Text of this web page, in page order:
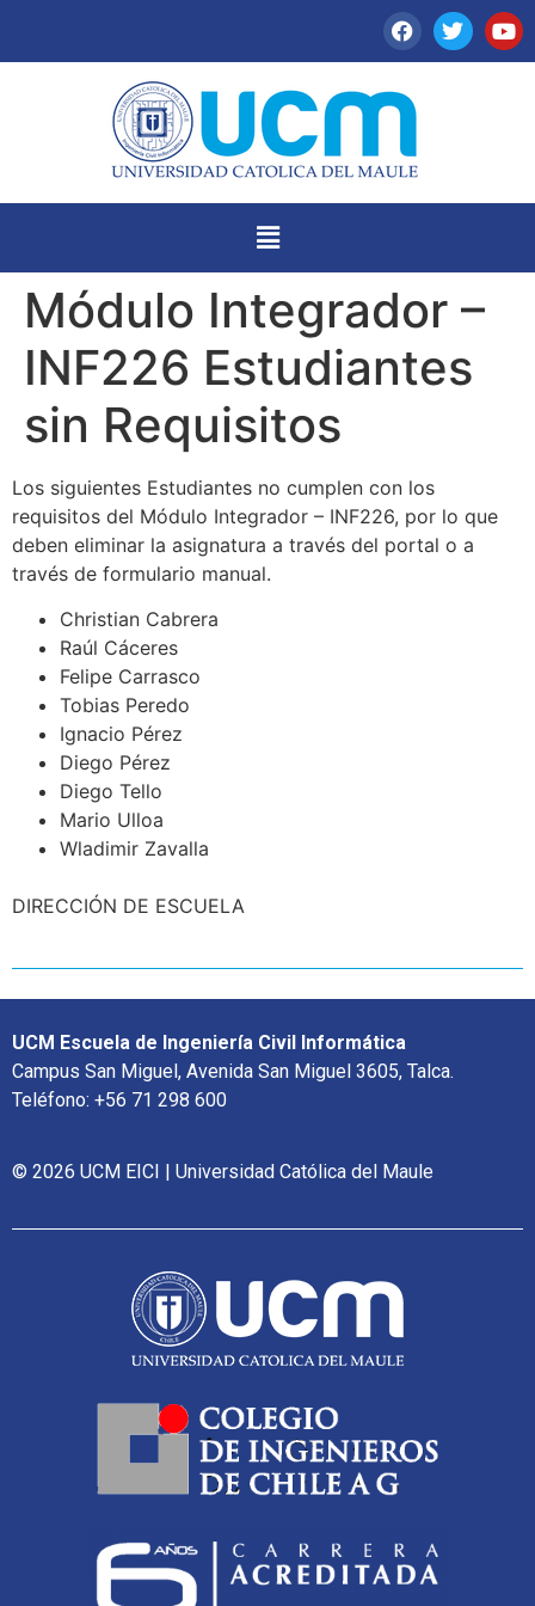
Módulo Integrador –
INF226 Estudiantes
sin Requisitos
Los siguientes Estudiantes no cumplen con los
requisitos del Módulo Integrador – INF226, por lo que
deben eliminar la asignatura a través del portal o a
través de formulario manual.
Christian Cabrera
Raúl Cáceres
Felipe Carrasco
Tobias Peredo
Ignacio Pérez
Diego Pérez
Diego Tello
Mario Ulloa
Wladimir Zavalla
DIRECCIÓN DE ESCUELA
UCM Escuela de Ingeniería Civil Informática
Campus San Miguel, Avenida San Miguel 3605, Talca.
Teléfono: +56 71 298 600
© 2026 UCM EICI | Universidad Católica del Maule